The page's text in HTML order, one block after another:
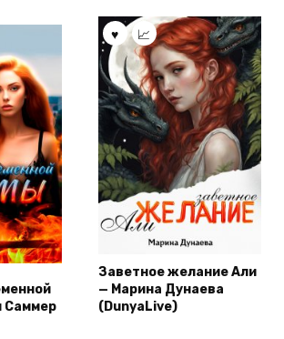
Саммер
Заветное желание Али
— Марина Дунаева
(DunyaLive)